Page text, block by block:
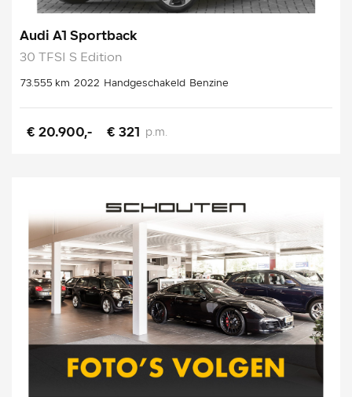
Audi A1 Sportback
30 TFSI S Edition
73.555 km 2022 Handgeschakeld Benzine
€ 20.900,- € 321 p.m.